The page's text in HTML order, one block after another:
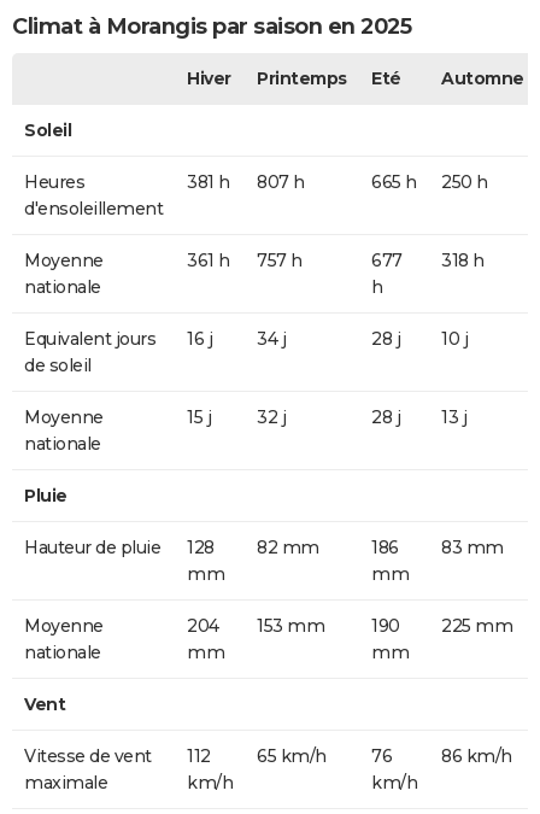
Climat à Morangis par saison en 2025
Hiver Printemps Eté Automne
Soleil
Heures
d'ensoleillement
381 h 807 h 665 h 250 h
Moyenne
nationale
361 h 757 h
677
h
318 h
Equivalent jours
de soleil
16 j 34 j 28 j 10 j
Moyenne
nationale
15 j 32 j 28 j 13 j
Pluie
Hauteur de pluie
128
mm
82 mm
186
mm
83 mm
Moyenne
nationale
204
mm
153 mm
190
mm
225 mm
Vent
Vitesse de vent
maximale
112
km/h
65 km/h
76
km/h
86 km/h